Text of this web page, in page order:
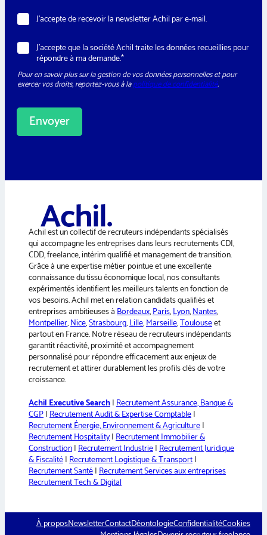
N
e
w
s
e
t
t
r
J’accepte de recevoir la newsletter Achil par e-mail.
R
G
D
*
J’accepte que la société Achil traite les données recueillies pour
répondre à ma demande.*
Pour en savoir plus sur la gestion de vos données personnelles et pour
exercer vos droits, reportez-vous à lapolitique de confidentialité.
Envoyer
e
Achil est un collectif de recruteurs indépendants spécialisés
qui accompagne les entreprises dans leurs recrutements CDI,
CDD, freelance, intérim qualifié et management de transition.
Grâce à une expertise métier pointue et une excellente
connaissance du tissu économique local, nos consultants
expérimentés identifient les meilleurs talents en fonction de
vos besoins. Achil met en relation candidats qualifiés et
entreprises ambitieuses àBordeaux,Paris,Lyon,Nantes,
Montpellier,Nice,Strasbourg,Lille,Marseille,Toulouseet
partout en France. Notre réseau de recruteurs indépendants
garantit réactivité, proximité et accompagnement
personnalisé pour répondre efficacement aux enjeux de
recrutement et attirer durablement les profils clés de votre
croissance.
Achil Executive Search|Recrutement Assurance, Banque &
CGP|Recrutement Audit & Expertise Comptable|
Recrutement Énergie, Environnement & Agriculture|
Recrutement Hospitality|Recrutement Immobilier &
Construction|Recrutement Industrie|Recrutement Juridique
& Fiscalité|Recrutement Logistique & Transport|
Recrutement Santé|Recrutement Services aux entreprises
Recrutement Tech & Digital
À proposNewsletterContactDéontologieConfidentialitéCookies